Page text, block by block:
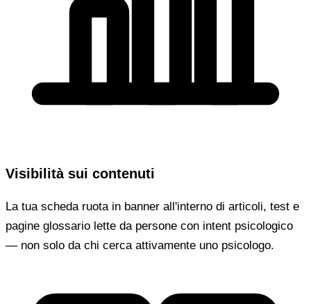
Visibilità sui contenuti
La tua scheda ruota in banner all'interno di articoli, test e
pagine glossario lette da persone con intent psicologico
— non solo da chi cerca attivamente uno psicologo.